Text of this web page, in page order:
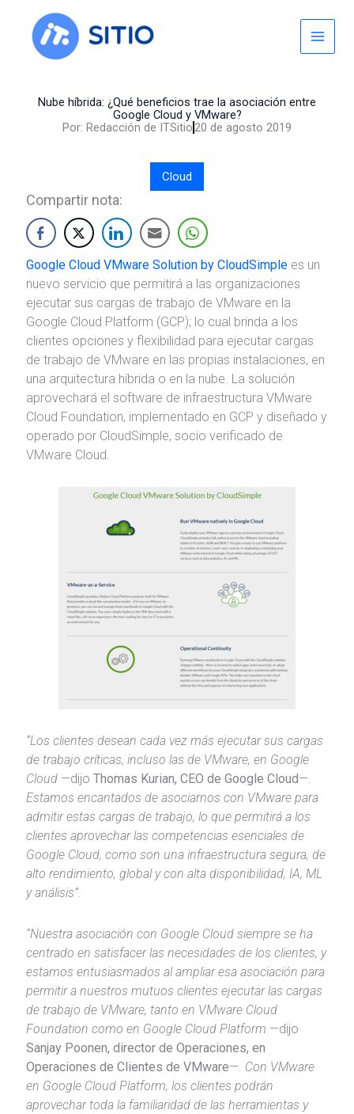
content
Nube híbrida: ¿Qué beneficios trae la asociación entre
Google Cloud y VMware?
Por: Redacción de ITSitio20 de agosto 2019
Cloud
Compartir nota:
Google Cloud VMware Solution by CloudSimplees un
nuevo servicio que permitirá a las organizaciones
ejecutar sus cargas de trabajo de VMware en la
Google Cloud Platform (GCP); lo cual brinda a los
clientes opciones y flexibilidad para ejecutar cargas
de trabajo de VMware en las propias instalaciones, en
una arquitectura híbrida o en la nube. La solución
aprovechará el software de infraestructura VMware
Cloud Foundation, implementado en GCP y diseñado y
operado por CloudSimple, socio verificado de
VMware Cloud.
“Los clientes desean cada vez más ejecutar sus cargas
de trabajo críticas, incluso las de VMware, en Google
Cloud—dijo Thomas Kurian, CEO de Google Cloud—.
Estamos encantados de asociarnos con VMware para
admitir estas cargas de trabajo, lo que permitirá a los
clientes aprovechar las competencias esenciales de
Google Cloud, como son una infraestructura segura, de
alto rendimiento, global y con alta disponibilidad, IA, ML
y análisis”.
“Nuestra asociación con Google Cloud siempre se ha
centrado en satisfacer las necesidades de los clientes, y
estamos entusiasmados al ampliar esa asociación para
permitir a nuestros mutuos clientes ejecutar las cargas
de trabajo de VMware, tanto en VMware Cloud
Foundation como en Google Cloud Platform —dijo
Sanjay Poonen, director de Operaciones, en
Operaciones de Clientes de VMware—. Con VMware
en Google Cloud Platform, los clientes podrán
aprovechar toda la familiaridad de las herramientas y